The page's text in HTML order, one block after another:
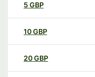
5 GBP
10GBP
20GBP